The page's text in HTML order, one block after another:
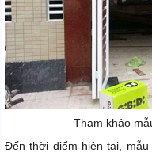
Tham khảo
Đến thời điểm hiện tại,